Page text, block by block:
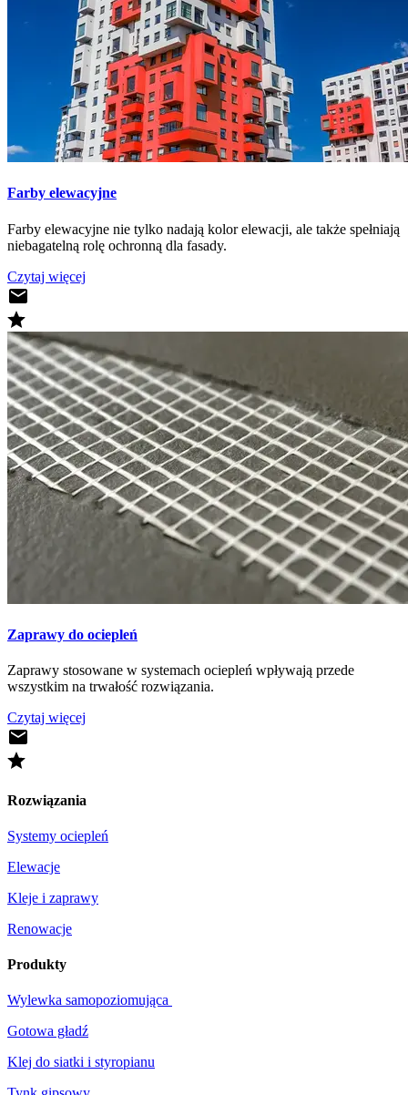
Farby elewacyjne
Farby elewacyjne nie tylko nadają kolor elewacji, ale także spełniają
niebagatelną rolę ochronną dla fasady.
Czytaj więcej
Zaprawy do ociepleń
Zaprawy stosowane w systemach ociepleń wpływają przede
wszystkim na trwałość rozwiązania.
Czytaj więcej
Rozwiązania
Systemy ociepleń
Elewacje
Kleje i zaprawy
Renowacje
Produkty
Wylewka samopoziomująca
Gotowa gładź
Klej do siatki i styropianu